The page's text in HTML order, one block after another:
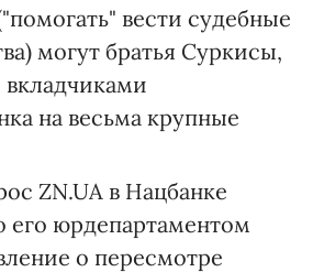
вести судебные
могут братья Суркисы,
на весьма крупные
ZN.UA в Нацбанке
его юрдепартаментом
о пересмотре